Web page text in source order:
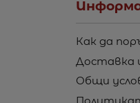
Как да
Доставка
Общи